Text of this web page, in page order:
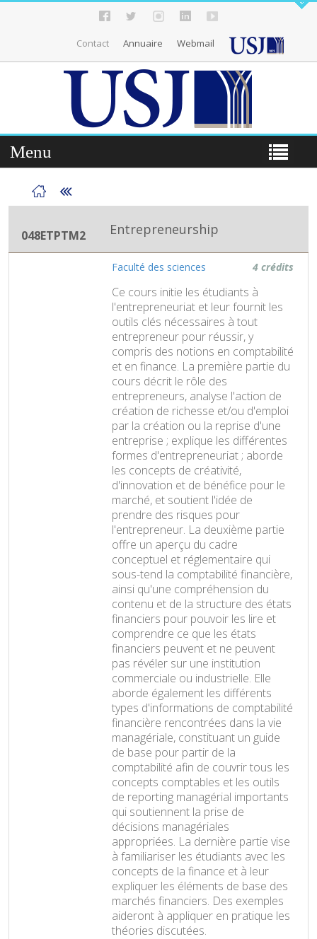
Contact Annuaire Webmail
Menu
048ETPTM2 Entrepreneurship
Faculté des sciences 4 crédits
Ce cours initie les étudiants à
l'entrepreneuriat et leur fournit les
outils clés nécessaires à tout
entrepreneur pour réussir, y
compris des notions en comptabilité
et en finance. La première partie du
cours décrit le rôle des
entrepreneurs, analyse l'action de
création de richesse et/ou d'emploi
par la création ou la reprise d'une
entreprise ; explique les différentes
formes d'entrepreneuriat ; aborde
les concepts de créativité,
d'innovation et de bénéfice pour le
marché, et soutient l'idée de
prendre des risques pour
l'entrepreneur. La deuxième partie
offre un aperçu du cadre
conceptuel et réglementaire qui
sous-tend la comptabilité financière,
ainsi qu'une compréhension du
contenu et de la structure des états
financiers pour pouvoir les lire et
comprendre ce que les états
financiers peuvent et ne peuvent
pas révéler sur une institution
commerciale ou industrielle. Elle
aborde également les différents
types d'informations de comptabilité
financière rencontrées dans la vie
managériale, constituant un guide
de base pour partir de la
comptabilité afin de couvrir tous les
concepts comptables et les outils
de reporting managérial importants
qui soutiennent la prise de
décisions managériales
appropriées. La dernière partie vise
à familiariser les étudiants avec les
concepts de la finance et à leur
expliquer les éléments de base des
marchés financiers. Des exemples
aideront à appliquer en pratique les
théories discutées.